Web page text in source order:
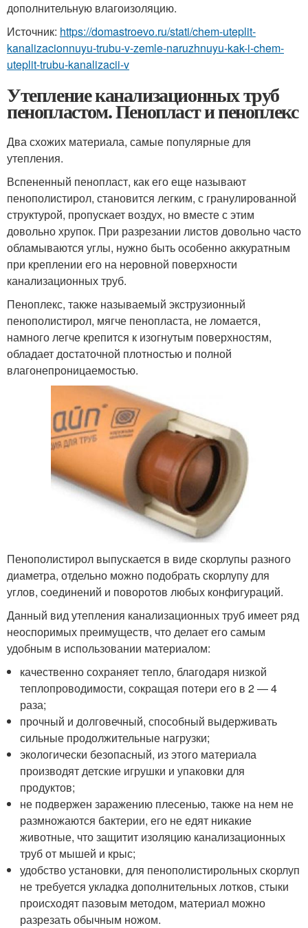
дополнительную влагоизоляцию.
Источник: https://domastroevo.ru/stati/chem-uteplit-
kanalizacionnuyu-trubu-v-zemle-naruzhnuyu-kak-i-chem-
uteplit-trubu-kanalizacii-v
Утепление канализационных труб
пенопластом. Пенопласт и пеноплекс
Два схожих материала, самые популярные для
утепления.
Вспененный пенопласт, как его еще называют
пенополистирол, становится легким, с гранулированной
структурой, пропускает воздух, но вместе с этим
довольно хрупок. При разрезании листов довольно часто
обламываются углы, нужно быть особенно аккуратным
при креплении его на неровной поверхности
канализационных труб.
Пеноплекс, также называемый экструзионный
пенополистирол, мягче пенопласта, не ломается,
намного легче крепится к изогнутым поверхностям,
обладает достаточной плотностью и полной
влагонепроницаемостью.
Пенополистирол выпускается в виде скорлупы разного
диаметра, отдельно можно подобрать скорлупу для
углов, соединений и поворотов любых конфигураций.
Данный вид утепления канализационных труб имеет ряд
неоспоримых преимуществ, что делает его самым
удобным в использовании материалом:
качественно сохраняет тепло, благодаря низкой
теплопроводимости, сокращая потери его в 2 — 4
раза;
прочный и долговечный, способный выдерживать
сильные продолжительные нагрузки;
экологически безопасный, из этого материала
производят детские игрушки и упаковки для
продуктов;
не подвержен заражению плесенью, также на нем не
размножаются бактерии, его не едят никакие
животные, что защитит изоляцию канализационных
труб от мышей и крыс;
удобство установки, для пенополистирольных скорлуп
не требуется укладка дополнительных лотков, стыки
происходят пазовым методом, материал можно
разрезать обычным ножом.